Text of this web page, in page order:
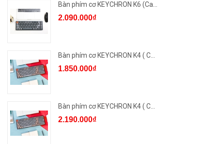
Bàn phím cơ KEYCHRON K6 (Ca...
2.090.000₫
Bàn phím cơ KEYCHRON K4 ( C...
1.850.000₫
Bàn phím cơ KEYCHRON K4 ( C...
2.190.000₫